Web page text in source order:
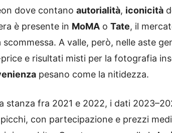
dove contano autorialità, iconicità
è presente in MoMA o Tate, il
A valle, però, nelle aste
e risultati misti per la fotografia
pesano come la nitidezza.
stanza fra 2021 e 2022, i dati
con partecipazione e prezzi